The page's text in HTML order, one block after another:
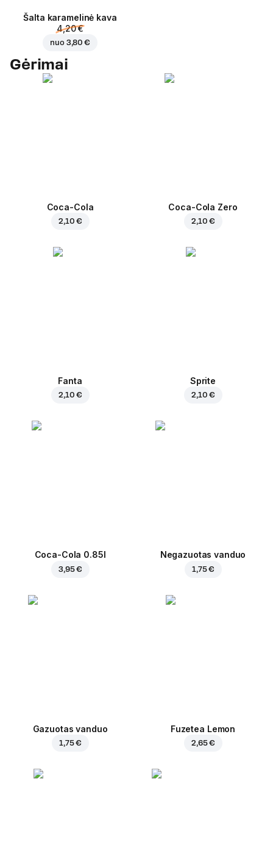
Šalta karamelinė kava
4,20 €
nuo 3,80 €
Gėrimai
Coca-Cola
2,10 €
Coca-Cola Zero
2,10 €
Fanta
2,10 €
Sprite
2,10 €
Coca-Cola 0.85l
3,95 €
Negazuotas vanduo
1,75 €
Gazuotas vanduo
1,75 €
Fuzetea Lemon
2,65 €